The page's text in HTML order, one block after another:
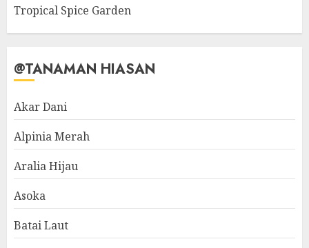
Tropical Spice Garden
@TANAMAN HIASAN
Akar Dani
Alpinia Merah
Aralia Hijau
Asoka
Batai Laut